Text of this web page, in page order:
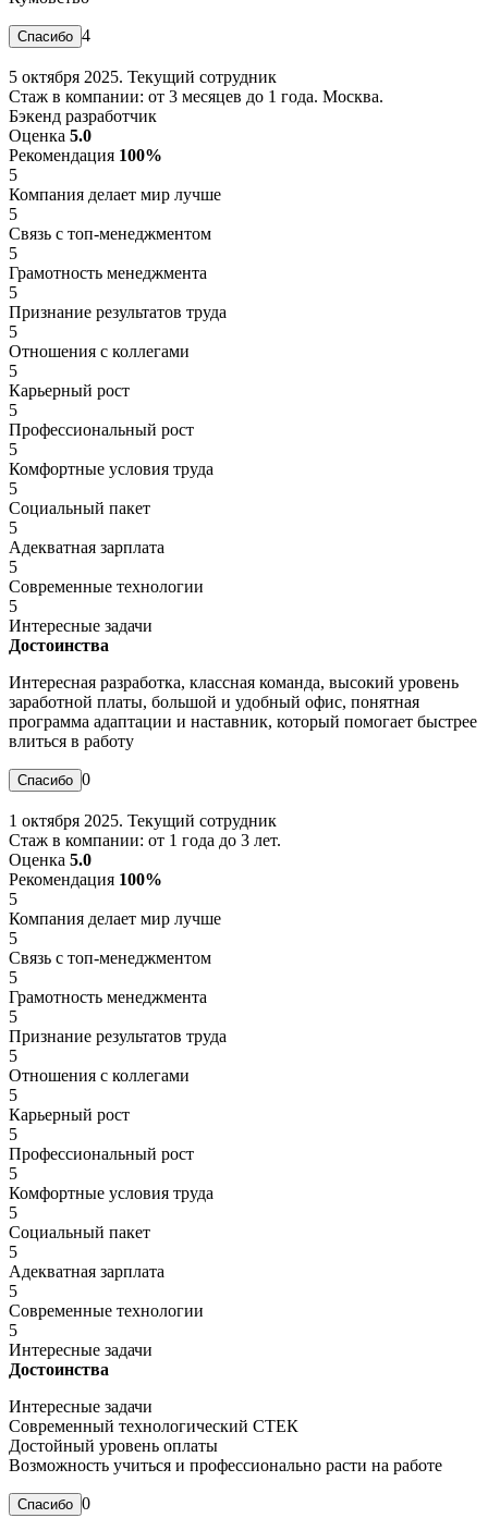
4
5 октября 2025. Текущий сотрудник
Стаж в компании: от 3 месяцев до 1 года. Москва.
Бэкенд разработчик
Оценка 5.0
Рекомендация 100%
5
Компания делает мир лучше
5
Связь с топ-менеджментом
5
Грамотность менеджмента
5
Признание результатов труда
5
Отношения с коллегами
5
Карьерный рост
5
Профессиональный рост
5
Комфортные условия труда
5
Социальный пакет
5
Адекватная зарплата
5
Современные технологии
5
Интересные задачи
Достоинства
Интересная разработка, классная команда, высокий уровень
заработной платы, большой и удобный офис, понятная
программа адаптации и наставник, который помогает быстрее
влиться в работу
0
1 октября 2025. Текущий сотрудник
Стаж в компании: от 1 года до 3 лет.
Оценка 5.0
Рекомендация 100%
5
Компания делает мир лучше
5
Связь с топ-менеджментом
5
Грамотность менеджмента
5
Признание результатов труда
5
Отношения с коллегами
5
Карьерный рост
5
Профессиональный рост
5
Комфортные условия труда
5
Социальный пакет
5
Адекватная зарплата
5
Современные технологии
5
Интересные задачи
Достоинства
Интересные задачи
Современный технологический СТЕК
Достойный уровень оплаты
Возможность учиться и профессионально расти на работе
0